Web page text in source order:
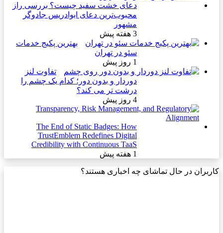
دعای خشت سفید چیست؟ بررسی راز
محبوب‌ترین دعای ابوادریس جادوگر
مشهور
3 هفته پیش
بهترین پکیج خدمات
سئو در تهران
1 روز پیش
تفاوت لنز
دوردار و بدون دور؛ کدام یک چشم را
درشت تر می کند؟
4 روز پیش
The End of Static Badges: How
TrustEmblem Redefines Digital
Credibility with Continuous TaaS
1 هفته پیش
کاربران در حال تماشای چه اخباری هستند؟